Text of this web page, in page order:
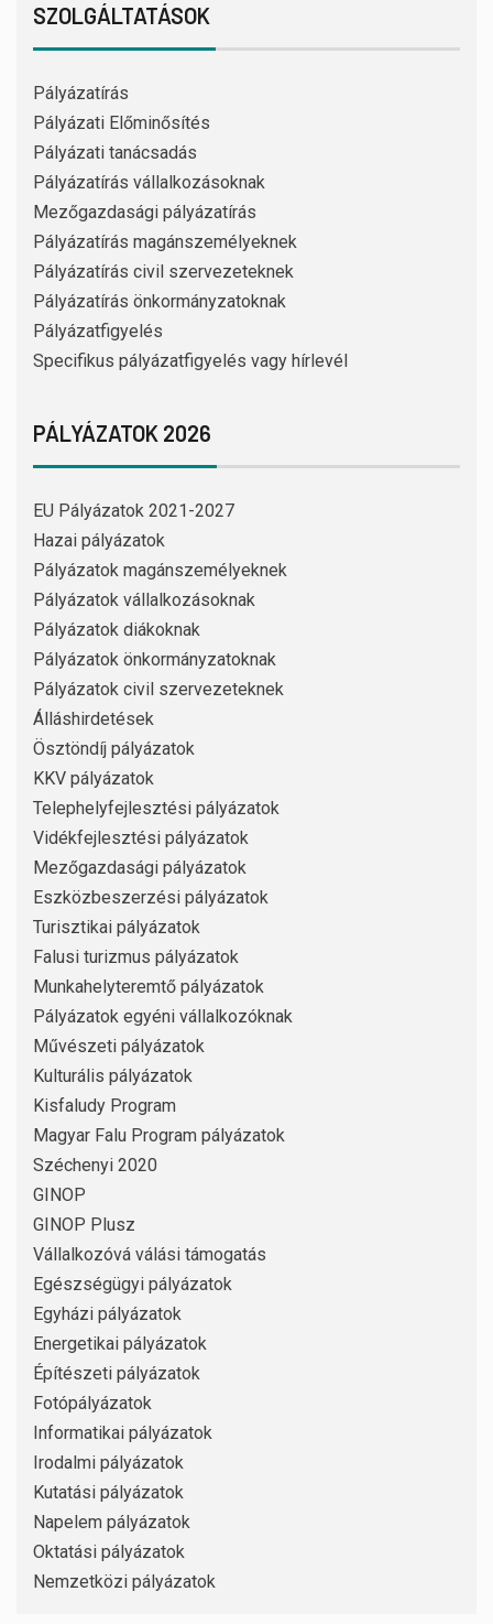
SZOLGÁLTATÁSOK
Pályázatírás
Pályázati Előminősítés
Pályázati tanácsadás
Pályázatírás vállalkozásoknak
Mezőgazdasági pályázatírás
Pályázatírás magánszemélyeknek
Pályázatírás civil szervezeteknek
Pályázatírás önkormányzatoknak
Pályázatfigyelés
Specifikus pályázatfigyelés vagy hírlevél
PÁLYÁZATOK 2026
EU Pályázatok 2021-2027
Hazai pályázatok
Pályázatok magánszemélyeknek
Pályázatok vállalkozásoknak
Pályázatok diákoknak
Pályázatok önkormányzatoknak
Pályázatok civil szervezeteknek
Álláshirdetések
Ösztöndíj pályázatok
KKV pályázatok
Telephelyfejlesztési pályázatok
Vidékfejlesztési pályázatok
Mezőgazdasági pályázatok
Eszközbeszerzési pályázatok
Turisztikai pályázatok
Falusi turizmus pályázatok
Munkahelyteremtő pályázatok
Pályázatok egyéni vállalkozóknak
Művészeti pályázatok
Kulturális pályázatok
Kisfaludy Program
Magyar Falu Program pályázatok
Széchenyi 2020
GINOP
GINOP Plusz
Vállalkozóvá válási támogatás
Egészségügyi pályázatok
Egyházi pályázatok
Energetikai pályázatok
Építészeti pályázatok
Fotópályázatok
Informatikai pályázatok
Irodalmi pályázatok
Kutatási pályázatok
Napelem pályázatok
Oktatási pályázatok
Nemzetközi pályázatok